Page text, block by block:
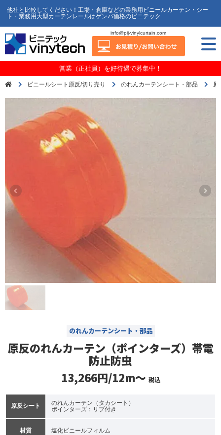
他社と比較してください！工場・倉庫などの業務用ビニールカーテン・シー
ト・業務用大型カーテンレールはゲンバ価格のビニテック
info@pij-vinylcurtain.com
営業（正社員）を好待遇で募集中！
ビニールシート原反/切り売り のれんカーテンシート・部品 原
のれんカーテンシート・部品
原反のれんカーテン（ポインターズ）帯電
防止防虫
13,266円/12m～ 税込
原反シート
のれんカーテン（タカシート）
ポインターズ：リブ付き
材質 塩化ビニールフィルム